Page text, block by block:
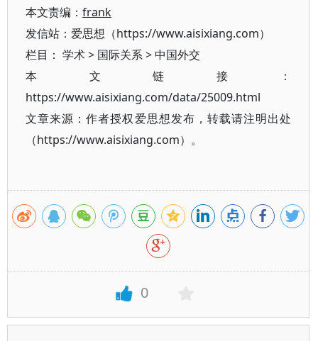
本文责编： frank
发信站：爱思想（https://www.aisixiang.com）
栏目： 学术> 国际关系>中国外交
本文链接：
https://www.aisixiang.com/data/25009.html
文章来源：作者授权爱思想发布，转载请注明出处
（https://www.aisixiang.com）。
0